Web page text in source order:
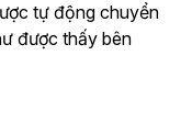
tự động chuyển
được thấy bên